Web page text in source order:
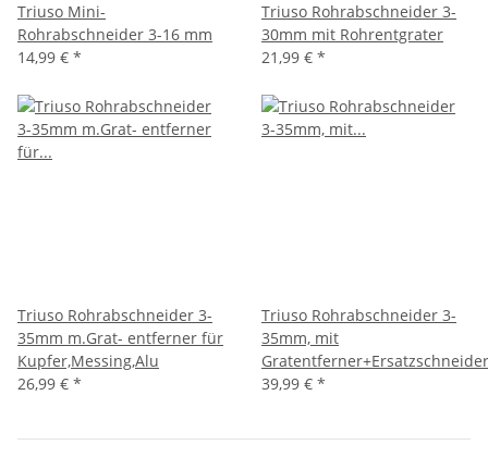
Triuso Mini-
Rohrabschneider 3-16 mm
14,99 € *
Triuso Rohrabschneider 3-
30mm mit Rohrentgrater
21,99 € *
Triuso Rohrabschneider 3-
35mm m.Grat- entferner für
Kupfer,Messing,Alu
26,99 € *
Triuso Rohrabschneider 3-
35mm, mit
Gratentferner+Ersatzschneider
39,99 € *